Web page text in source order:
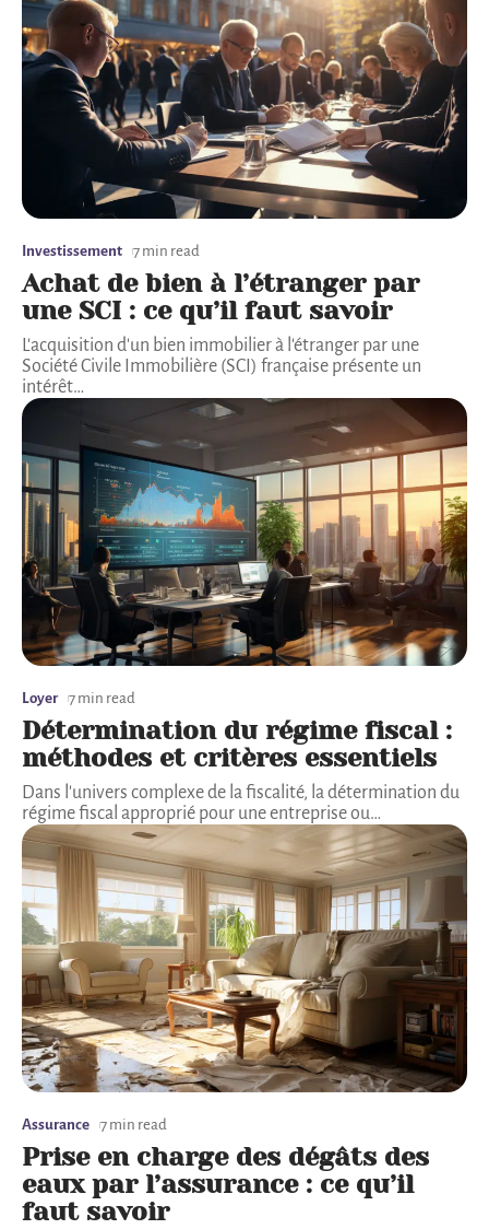
Investissement 7 min read
Achat de bien à l’étranger par
une SCI : ce qu’il faut savoir
L'acquisition d'un bien immobilier à l'étranger par une
Société Civile Immobilière (SCI) française présente un
intérêt…
Loyer 7 min read
Détermination du régime fiscal :
méthodes et critères essentiels
Dans l'univers complexe de la fiscalité, la détermination du
régime fiscal approprié pour une entreprise ou…
Assurance 7 min read
Prise en charge des dégâts des
eaux par l’assurance : ce qu’il
faut savoir